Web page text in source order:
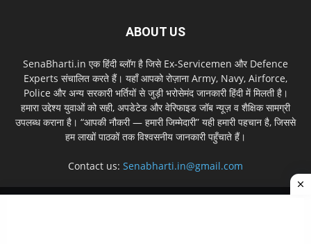
ABOUT US
SenaBharti.in एक हिंदी ब्लॉग है जिसे Ex‑Servicemen और Defence
Experts संचालित करते हैं। यहाँ आपको रोज़ाना Army, Navy, Airforce,
Police और अन्य सरकारी भर्तियों से जुड़ी भरोसेमंद जानकारी हिंदी में मिलती है।
हमारा उद्देश्य युवाओं को सही, अपडेटेड और वेरिफाइड जॉब न्यूज़ व शैक्षिक सामग्री
उपलब्ध कराना है। “आपकी नौकरी — हमारी जिम्मेदारी” यही हमारी पहचान है, जिससे
हम लाखों पाठकों तक विश्वसनीय जानकारी पहुँचाते हैं।
Contact us: Senabharti.in@gmail.com